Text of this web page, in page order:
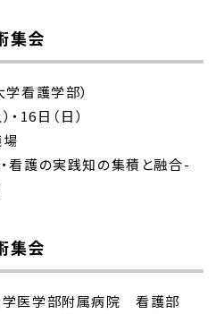
集会
看護学部）
16日（日）
場
・看護の実践知の集積と融合-
集会
学医学部附属病院 看護部